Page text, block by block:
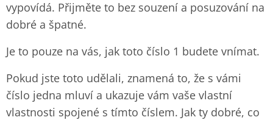
vypovídá. Přijměte to bez souzení a posuzování na
dobré a špatné.
Je to pouze na vás, jak toto číslo 1 budete vnímat.
Pokud jste toto udělali, znamená to, že s vámi
číslo jedna mluví a ukazuje vám vaše vlastní
vlastnosti spojené s tímto číslem. Jak ty dobré, co